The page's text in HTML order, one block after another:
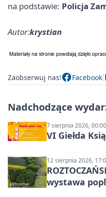
na podstawie: Policja
Autor:krystian
Zaobserwuj nas! Facebook
Nadchodzące
7 sierpnia 2026, 00:00
VI Giełda
12 sierpnia 2026,
wystawa